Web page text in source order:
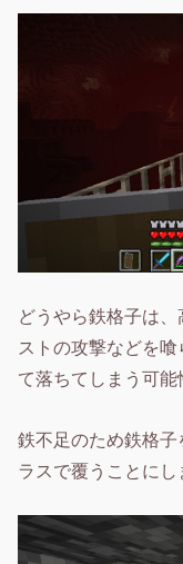
どうやら鉄格子は
ストの攻撃などを
て落ちてしまう可能
鉄不足のため鉄格
ラスで覆うことにし